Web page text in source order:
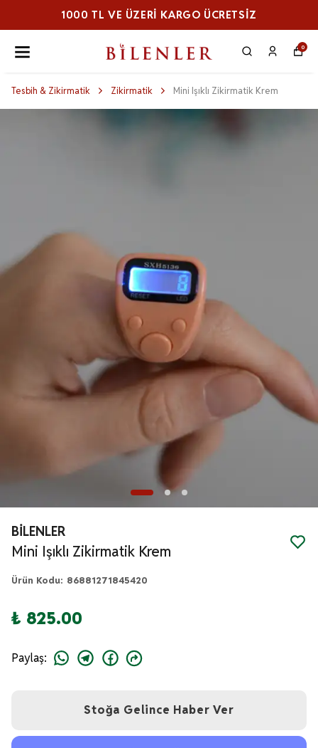
1000 TL VE ÜZERI KARGO ÜCRETSİZ
0
Tesbih & Zikirmatik Zikirmatik Mini Işıklı Zikirmatik Krem
BİLENLER
Mini Işıklı Zikirmatik Krem
Ürün Kodu: 86881271845420
₺ 825.00
Paylaş:
Stoğa Gelince Haber Ver